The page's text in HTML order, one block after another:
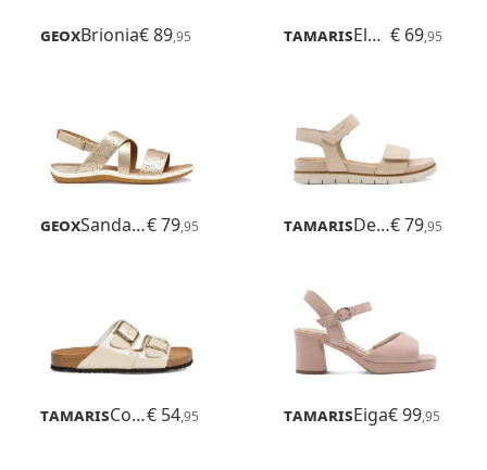
GeoxBrionia€ 89,95 Tamaris Eloisee € 69,95
Geox Sandal Vega€ 79,95 Tamaris Delia€ 79,95
Tamaris Corra€ 54,95 TamarisEiga€ 99,95